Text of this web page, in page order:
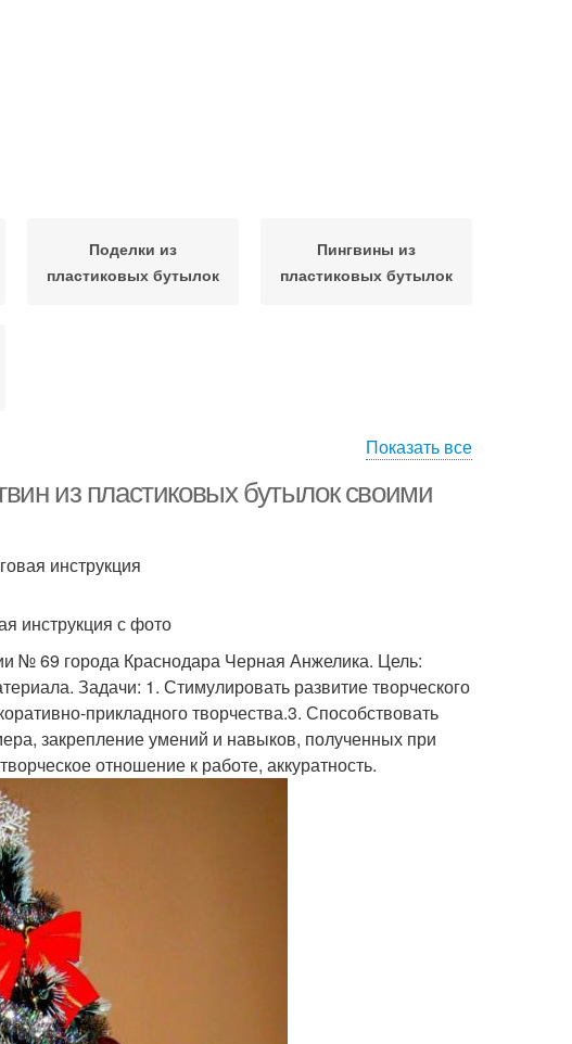
Поделки из
пластиковых бутылок
Пингвины из
пластиковых бутылок
Показать все
из пластиковых бутылок своими
инструкция
инструкция с фото
№ 69 города Краснодара Черная Анжелика. Цель:
Задачи: 1. Стимулировать развитие творческого
прикладного творчества.3. Способствовать
закрепление умений и навыков, полученных при
отношение к работе, аккуратность.